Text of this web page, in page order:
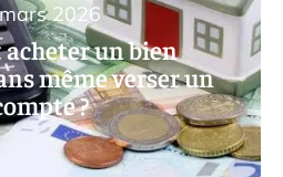
un bien
même verser un
?
2026